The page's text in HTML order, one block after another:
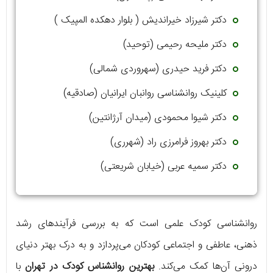
دکتر شیرزاد خیراندیش ( بلوار دهکده المپیک )
دکتر ملیحه رحیمی (توحید)
دکتر فرید حیدری (سهروردی شمالی)
کلینیک روانشناسی روانبان ایرانیان (صادقیه)
دکتر شیوا محمودی (میدان آرژانتین)
دکتر بهروز فرامرزی راد (شهرری)
دکتر سمیه عربی (خیابان شریعتی)
روانشناسی کودک علمی است که به بررسی فرآیندهای رشد
ذهنی، عاطفی و اجتماعی کودکان می‌پردازد و به درک بهتر دنیای
درونی آن‌ها کمک می‌کند.بهترین روانشناس کودک در تهران با